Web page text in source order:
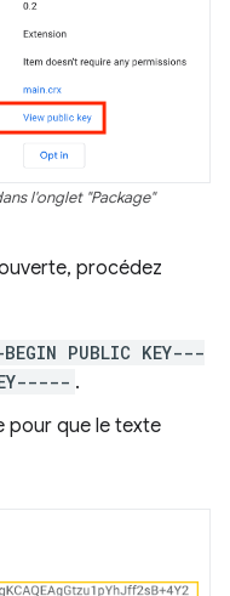
l'onglet "Package"
procédez
PUBLIC KEY---
.
pour que le texte